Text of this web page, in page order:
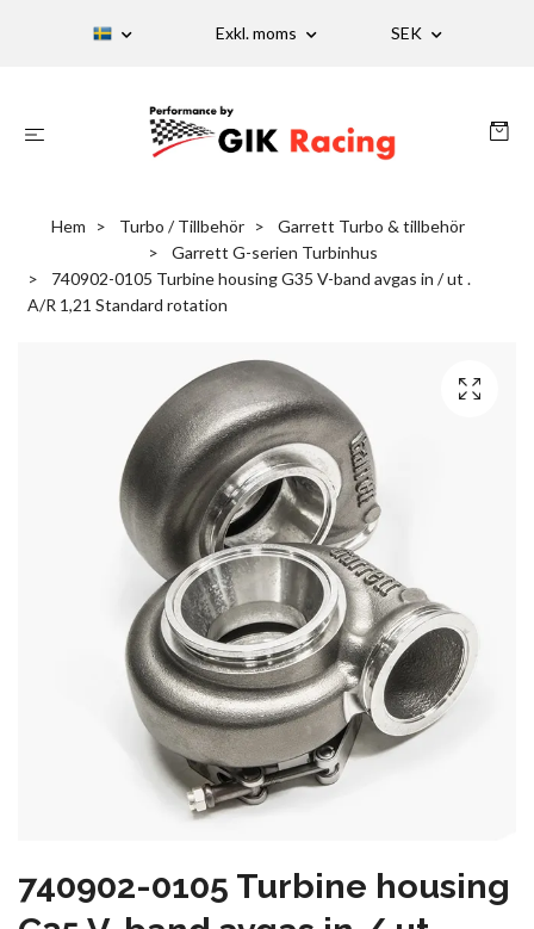
Exkl. moms SEK
Hem Turbo / Tillbehör
Garrett Turbo & tillbehör
Garrett G-serien Turbinhus
740902-0105 Turbine housing G35 V-band avgas in / ut .
A/R 1,21 Standard rotation
740902-0105 Turbine housing